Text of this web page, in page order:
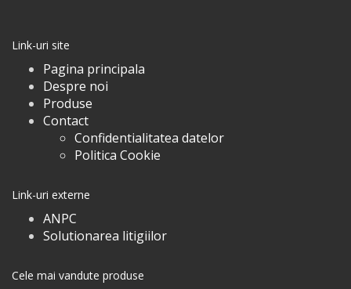
Link-uri site
Pagina principala
Despre noi
Produse
Contact
Confidentialitatea datelor
Politica Cookie
Link-uri externe
ANPC
Solutionarea litigiilor
Cele mai vandute produse